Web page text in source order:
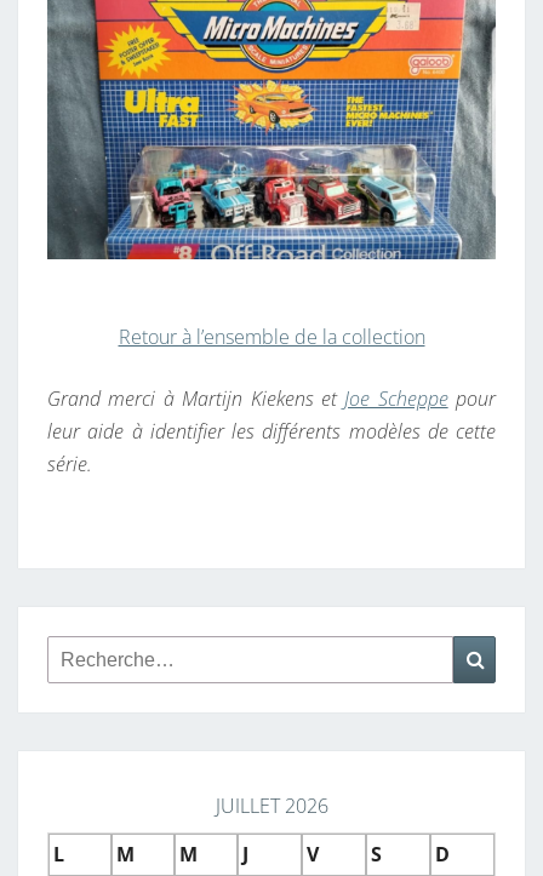
Retour à l’ensemble de la collection
Grand merci à Martijn Kiekens et Joe Scheppepour
leur aide à identifier les différents modèles de cette
série.
Rechercher :
JUILLET 2026
L
M M J V S D